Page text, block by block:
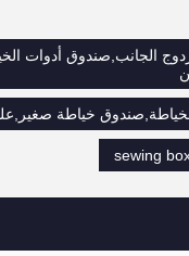
الجانب,صندوق أدوات
خياطة
sewing